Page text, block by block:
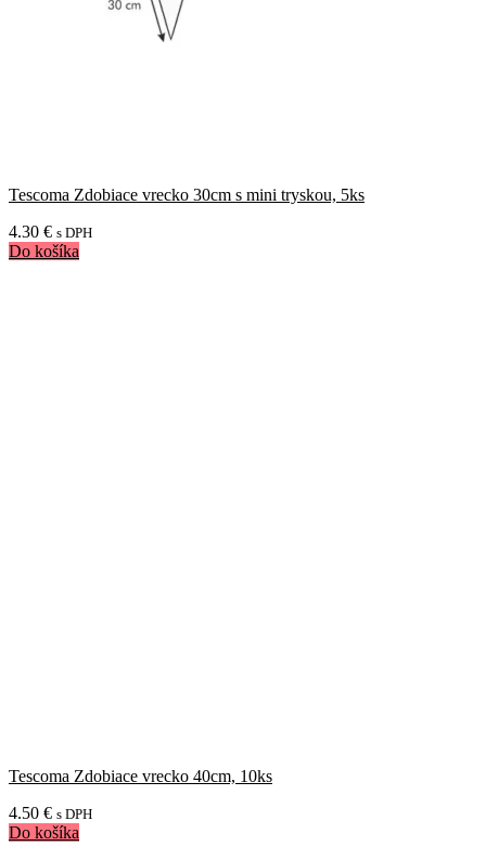
Tescoma Zdobiace vrecko 30cm s mini tryskou, 5ks
4.30 € s DPH
Do košíka
Tescoma Zdobiace vrecko 40cm, 10ks
4.50 € s DPH
Do košíka